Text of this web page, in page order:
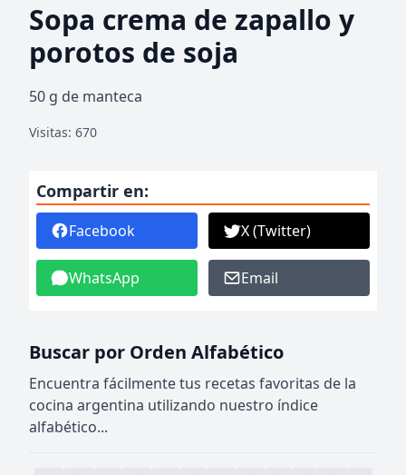
Sopa crema de zapallo y
porotos de soja
50 g de manteca
Visitas: 670
Compartir en:
Facebook X (Twitter)
WhatsApp Email
Buscar por Orden Alfabético
Encuentra fácilmente tus recetas favoritas de la
cocina argentina utilizando nuestro índice
alfabético...